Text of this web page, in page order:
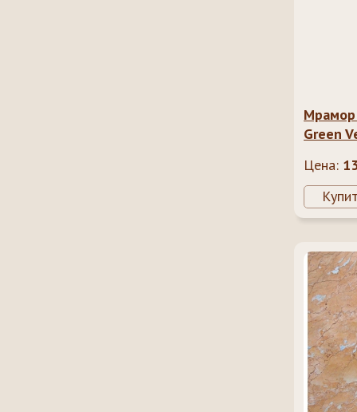
Мрамор
Green
Цена: